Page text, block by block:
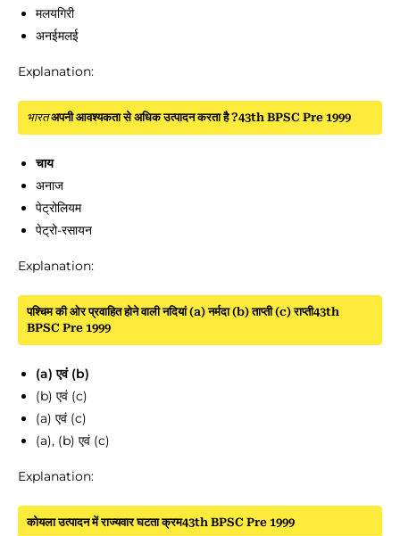
मलयगिरी
अनईमलई
Explanation:
भारतअपनी आवश्यकता से अधिक उत्पादन करता है ?43th BPSC Pre 1999
चाय
अनाज
पेट्रोलियम
पेट्रो-रसायन
Explanation:
पश्चिम की ओर प्रवाहित होने वाली नदियां (a) नर्मदा (b) ताप्ती (c) राप्ती43th
BPSC Pre 1999
(a) एवं (b)
(b) एवं (c)
(a) एवं (c)
(a), (b) एवं (c)
Explanation:
कोयला उत्पादन में राज्यवार घटता क्रम43th BPSC Pre 1999